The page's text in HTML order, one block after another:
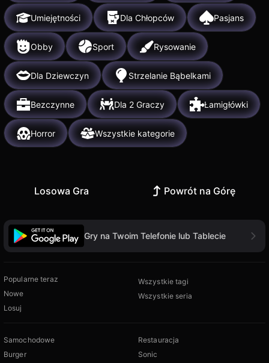
Umiejętności Dla Chłopców Pasjans
Obby Sport Rysowanie
Dla Dziewczyn Strzelanie Bąbelkami
Bezczynne Dla 2 Graczy Łamigłówki
Horror Wszystkie kategorie
Losowa Gra Powrót na Górę
Gry na Twoim Telefonie lub Tablecie
Popularne teraz
Nowe
Losuj
Wszystkie tagi
Wszystkie seria
Samochodowe
Burger
Restauracja
Sonic